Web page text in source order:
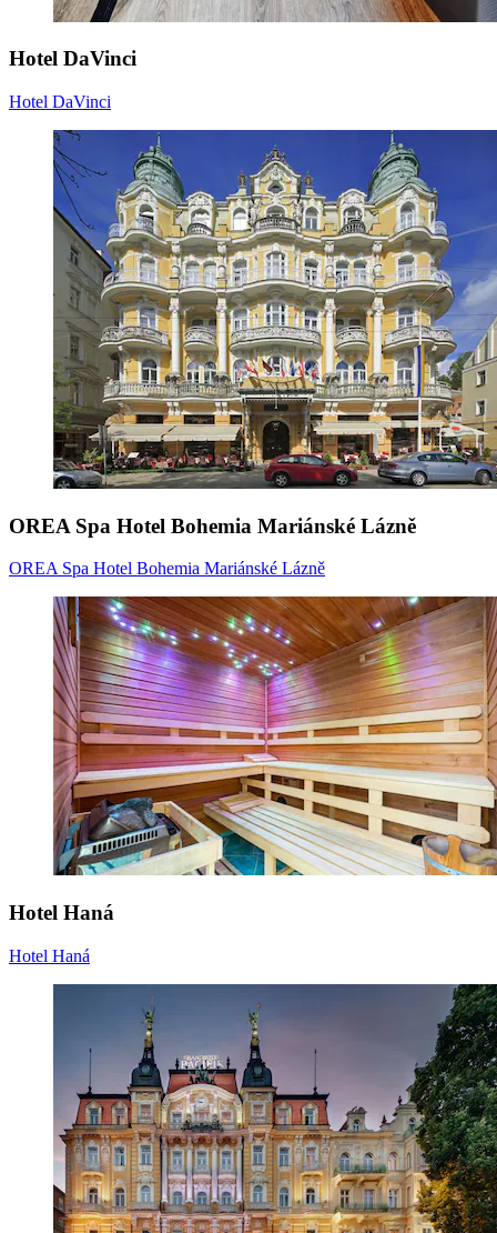
Hotel DaVinci
Hotel DaVinci
OREA Spa Hotel Bohemia Mariánské Lázně
OREA Spa Hotel Bohemia Mariánské Lázně
Hotel Haná
Hotel Haná